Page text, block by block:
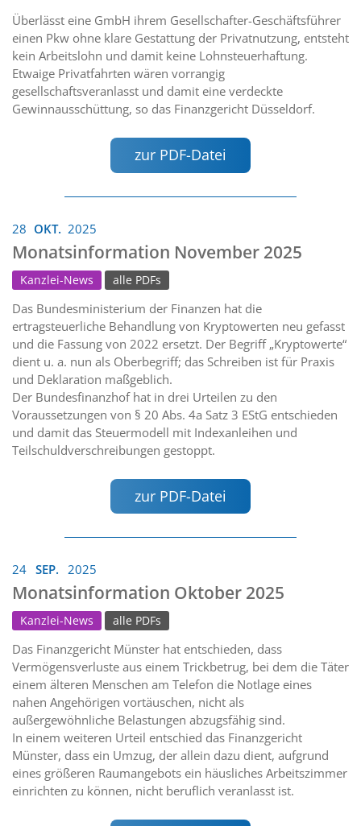
Überlässt eine GmbH ihrem Gesellschafter-Geschäftsführer
einen Pkw ohne klare Gestattung der Privatnutzung, entsteht
kein Arbeitslohn und damit keine Lohnsteuerhaftung.
Etwaige Privatfahrten wären vorrangig
gesellschaftsveranlasst und damit eine verdeckte
Gewinnausschüttung, so das Finanzgericht Düsseldorf.
zur PDF-Datei
28 OKT. 2025
Monatsinformation November 2025
Kanzlei-News alle PDFs
Das Bundesministerium der Finanzen hat die
ertragsteuerliche Behandlung von Kryptowerten neu gefasst
und die Fassung von 2022 ersetzt. Der Begriff „Kryptowerte“
dient u. a. nun als Oberbegriff; das Schreiben ist für Praxis
und Deklaration maßgeblich.
Der Bundesfinanzhof hat in drei Urteilen zu den
Voraussetzungen von § 20 Abs. 4a Satz 3 EStG entschieden
und damit das Steuermodell mit Indexanleihen und
Teilschuldverschreibungen gestoppt.
zur PDF-Datei
24 SEP. 2025
Monatsinformation Oktober 2025
Kanzlei-News alle PDFs
Das Finanzgericht Münster hat entschieden, dass
Vermögensverluste aus einem Trickbetrug, bei dem die Täter
einem älteren Menschen am Telefon die Notlage eines
nahen Angehörigen vortäuschen, nicht als
außergewöhnliche Belastungen abzugsfähig sind.
In einem weiteren Urteil entschied das Finanzgericht
Münster, dass ein Umzug, der allein dazu dient, aufgrund
eines größeren Raumangebots ein häusliches Arbeitszimmer
einrichten zu können, nicht beruflich veranlasst ist.